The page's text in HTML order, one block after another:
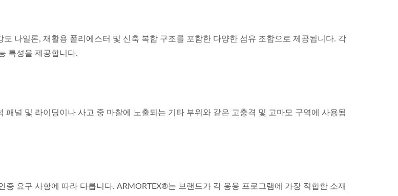
나일론, 재활용 폴리에스터 및 신축 복합 구조를 포함한 다양한 섬유 조합으로 제공됩니다. 각
특성을 제공합니다.
널 및 라이딩이나 사고 중 마찰에 노출되는 기타 부위와 같은 고충격 및 고마모 구역에 사용됩
요구 사항에 따라 다릅니다. ARMORTEX®는 브랜드가 각 응용 프로그램에 가장 적합한 소재